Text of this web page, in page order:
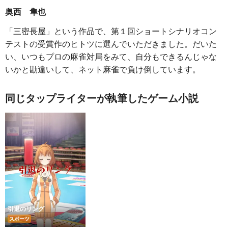
奥西 隼也
「三密長屋」という作品で、第１回ショートシナリオコン
テストの受賞作のヒトツに選んでいただきました。だいた
い、いつもプロの麻雀対局をみて、自分もできるんじゃな
いかと勘違いして、ネット麻雀で負け倒しています。
同じタップライターが執筆したゲーム小説
引退のリング
スポーツ